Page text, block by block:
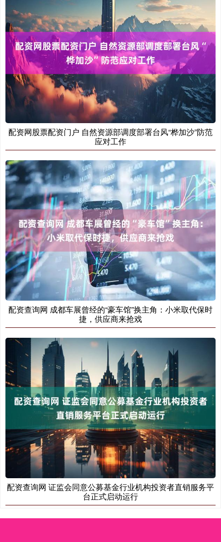
配资网股票配资门户 自然资源部调度部署台风“桦加沙”防范
应对工作
配资查询网 成都车展曾经的“豪车馆”换主角：小米取代保时
捷，供应商来抢戏
配资查询网 证监会同意公募基金行业机构投资者直销服务平
台正式启动运行